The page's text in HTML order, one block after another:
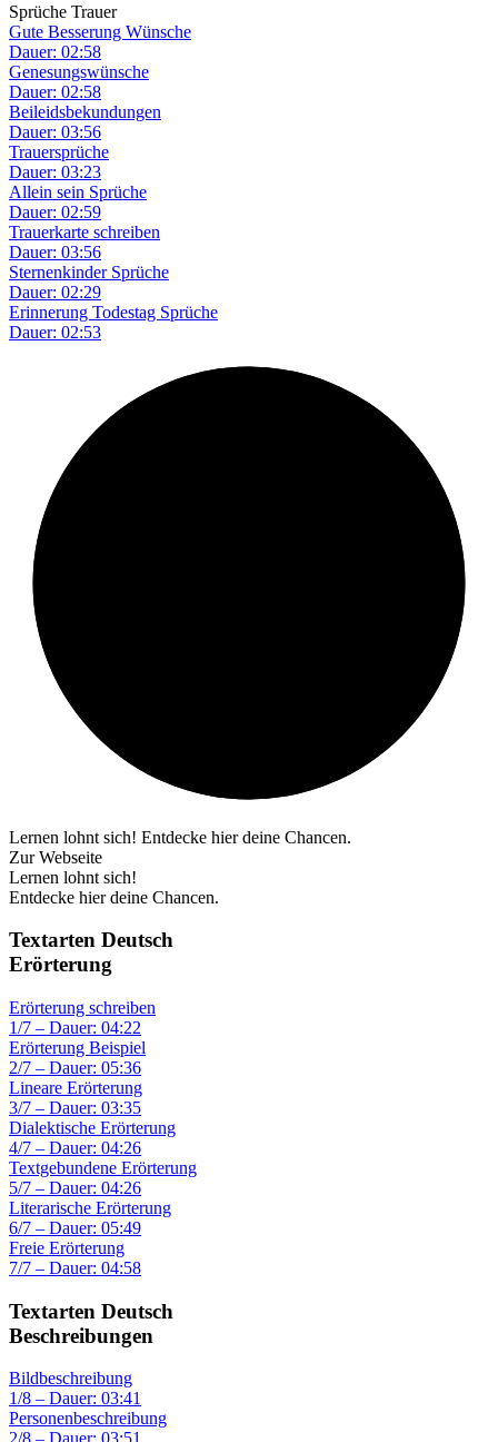
Sprüche Trauer
Gute Besserung Wünsche
Dauer: 02:58
Genesungswünsche
Dauer: 02:58
Beileidsbekundungen
Dauer: 03:56
Trauersprüche
Dauer: 03:23
Allein sein Sprüche
Dauer: 02:59
Trauerkarte schreiben
Dauer: 03:56
Sternenkinder Sprüche
Dauer: 02:29
Erinnerung Todestag Sprüche
Dauer: 02:53
Lernen lohnt sich! Entdecke hier deine Chancen.
Zur Webseite
Lernen lohnt sich!
Entdecke hier deine Chancen.
Textarten Deutsch
Erörterung
Erörterung schreiben
1/7 – Dauer: 04:22
Erörterung Beispiel
2/7 – Dauer: 05:36
Lineare Erörterung
3/7 – Dauer: 03:35
Dialektische Erörterung
4/7 – Dauer: 04:26
Textgebundene Erörterung
5/7 – Dauer: 04:26
Literarische Erörterung
6/7 – Dauer: 05:49
Freie Erörterung
7/7 – Dauer: 04:58
Textarten Deutsch
Beschreibungen
Bildbeschreibung
1/8 – Dauer: 03:41
Personenbeschreibung